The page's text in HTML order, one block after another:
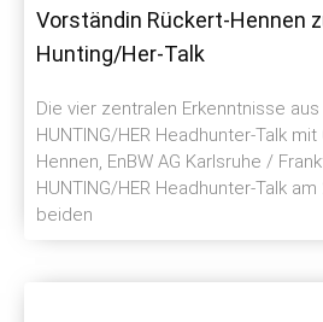
Vorständin Rückert-Hennen
Hunting/Her-Talk
Die vier zentralen Erkenntnisse
HUNTING/HER Headhunter-Talk
Hennen, EnBW AG Karlsruhe /
HUNTING/HER Headhunter-Talk
beiden